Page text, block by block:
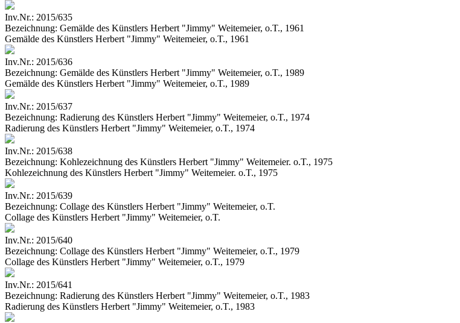
Inv.Nr.: 2015/635
Bezeichnung: Gemälde des Künstlers Herbert "Jimmy" Weitemeier, o.T., 1961
Gemälde des Künstlers Herbert "Jimmy" Weitemeier, o.T., 1961
Inv.Nr.: 2015/636
Bezeichnung: Gemälde des Künstlers Herbert "Jimmy" Weitemeier, o.T., 1989
Gemälde des Künstlers Herbert "Jimmy" Weitemeier, o.T., 1989
Inv.Nr.: 2015/637
Bezeichnung: Radierung des Künstlers Herbert "Jimmy" Weitemeier, o.T., 1974
Radierung des Künstlers Herbert "Jimmy" Weitemeier, o.T., 1974
Inv.Nr.: 2015/638
Bezeichnung: Kohlezeichnung des Künstlers Herbert "Jimmy" Weitemeier. o.T., 1975
Kohlezeichnung des Künstlers Herbert "Jimmy" Weitemeier. o.T., 1975
Inv.Nr.: 2015/639
Bezeichnung: Collage des Künstlers Herbert "Jimmy" Weitemeier, o.T.
Collage des Künstlers Herbert "Jimmy" Weitemeier, o.T.
Inv.Nr.: 2015/640
Bezeichnung: Collage des Künstlers Herbert "Jimmy" Weitemeier, o.T., 1979
Collage des Künstlers Herbert "Jimmy" Weitemeier, o.T., 1979
Inv.Nr.: 2015/641
Bezeichnung: Radierung des Künstlers Herbert "Jimmy" Weitemeier, o.T., 1983
Radierung des Künstlers Herbert "Jimmy" Weitemeier, o.T., 1983